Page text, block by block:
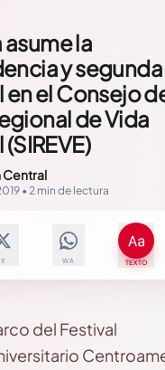
la
y
el Consejo
de Vida
Central
• 2 min de lectura
X WA TEXTO
del Festival